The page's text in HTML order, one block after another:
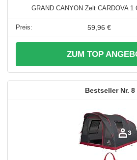
GRAND CANYON Zelt CARDOVA 1
59,96 €
ZUM TOP
8